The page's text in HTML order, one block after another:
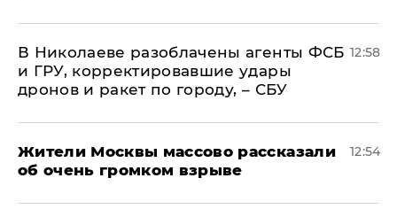
В Николаеве разоблачены агенты ФСБ
и ГРУ, корректировавшие удары
дронов и ракет по городу, – СБУ
12:58
Жители Москвы массово рассказали
об очень громком взрыве
12:54